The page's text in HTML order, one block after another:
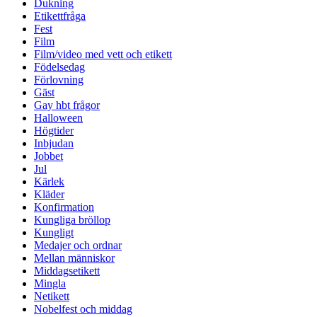
Dukning
Etikettfråga
Fest
Film
Film/video med vett och etikett
Födelsedag
Förlovning
Gäst
Gay hbt frågor
Halloween
Högtider
Inbjudan
Jobbet
Jul
Kärlek
Kläder
Konfirmation
Kungliga bröllop
Kungligt
Medajer och ordnar
Mellan människor
Middagsetikett
Mingla
Netikett
Nobelfest och middag